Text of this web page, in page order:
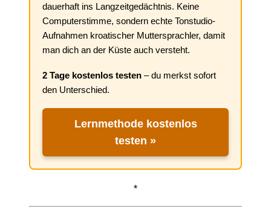
dauerhaft ins Langzeitgedächtnis. Keine
Computerstimme, sondern echte Tonstudio-
Aufnahmen kroatischer Muttersprachler, damit
man dich an der Küste auch versteht.
2 Tage kostenlos testen – du merkst sofort
den Unterschied.
Lernmethode kostenlos
testen »
*